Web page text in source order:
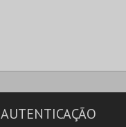
AUTENTICAÇÃO